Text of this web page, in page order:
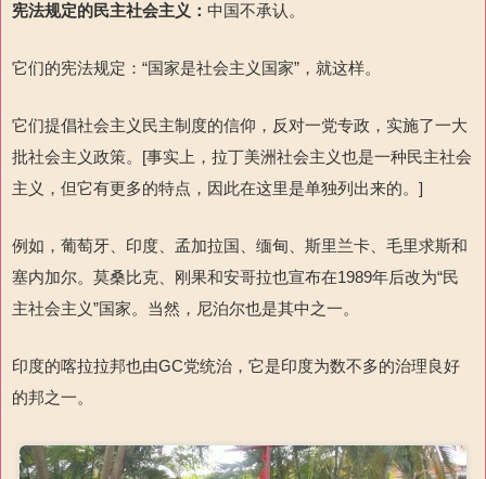
宪法规定的民主社会主义： 中国不承认。
它们的宪法规定：“国家是社会主义国家”，就这样。
它们提倡社会主义民主制度的信仰，反对一党专政，实施了一大
批社会主义政策。[事实上，拉丁美洲社会主义也是一种民主社会
主义，但它有更多的特点，因此在这里是单独列出来的。]
例如，葡萄牙、印度、孟加拉国、缅甸、斯里兰卡、毛里求斯和
塞内加尔。莫桑比克、刚果和安哥拉也宣布在1989年后改为“民
主社会主义”国家。当然，尼泊尔也是其中之一。
印度的喀拉拉邦也由GC党统治，它是印度为数不多的治理良好
的邦之一。